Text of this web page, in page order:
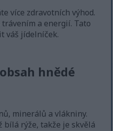
více zdravotních výhod.
a energií. Tato
váš jídelníček.
hnědé
minerálů a vlákniny.
bílá rýže, takže je skvělá